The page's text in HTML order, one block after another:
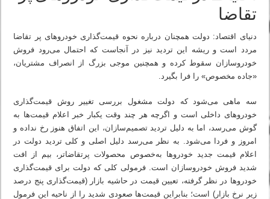
تقاضا
دنیای اقتصاد: دولت همچنان درباره نحوه قیمت‌گذاری خودروهای پر تقاضا
مردد است و ریشه این تردید نیز در آنجاست که احتمال می‌رود فروش
خودروسازان سقوط کرده و همچنین موجی بزرگ از انصراف مشتریان،
«جاده مخصوص» را فرا بگیرد.
سه ماهی می‌شود که دولت مشغول بررسی تغییر روش قیمت‌گذاری
خودروهای داخلی است و اگرچه هر چند وقت یکبار خبر اعلام قیمت‌ها به
گوش می‌رسد، اما به دلیل تردید تصمیم‌سازان، این اتفاق هنوز رخ نداده و
امروز و فردا می‌شود. به نظر می‌رسد دلیل اصلی و کلی تردید دولت در
اعلام قیمت جدید خودروها به‌خصوص محصولات پرتقاضاتر، بیم از افت
شدید فروش خودروسازان است. فرمولی کلی که دولت برای قیمت‌گذاری
خودروها در نظر گرفته، تعیین قیمت در حاشیه بازار (قیمت‌گذاری پنج درصد
زیر نرخ بازار) است؛ بنابراین قیمت‌ها صعودی شدید را از ناحیه این فرمول